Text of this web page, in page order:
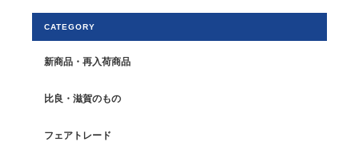
CATEGORY
新商品・再入荷商品
比良・滋賀のもの
フェアトレード